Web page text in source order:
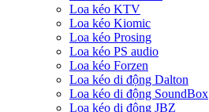
Loa kéo KTV
Loa kéo Kiomic
Loa kéo Prosing
Loa kéo PS audio
Loa kéo Forzen
Loa kéo di động Dalton
Loa kéo di động SoundBox
Loa kéo di động JBZ